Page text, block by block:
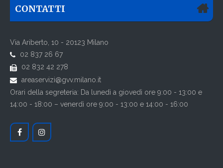
CONTATTI
Via Ariberto, 10 - 20123 Milano
02 837 26 67
02 832 42 278
areaservizi@gvv.milano.it
Orari della segreteria: Da lunedì a giovedì ore 9:00 - 13:00 e
14:00 - 18:00 – venerdì ore 9:00 - 13:00 e 14:00 - 16:00